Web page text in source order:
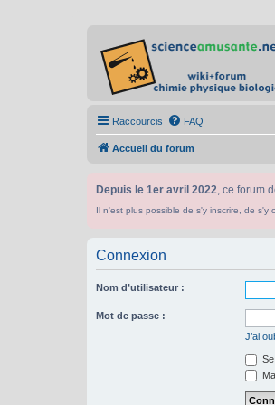
Raccourcis FAQ
Accueil du forum
Depuis le 1er avril 2022, ce forum
Il n'est plus possible de s'y inscrire, de
Connexion
Nom d’utilisateur :
Mot de passe :
J’ai